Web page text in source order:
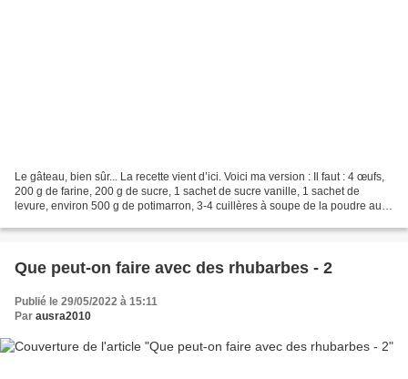
Le gâteau, bien sûr... La recette vient d’ici. Voici ma version : Il faut : 4 œufs,
200 g de farine, 200 g de sucre, 1 sachet de sucre vanille, 1 sachet de
levure, environ 500 g de potimarron, 3-4 cuillères à soupe de la poudre au
Que peut-on faire avec des rhubarbes - 2
Publié le 29/05/2022 à 15:11
Par ausra2010